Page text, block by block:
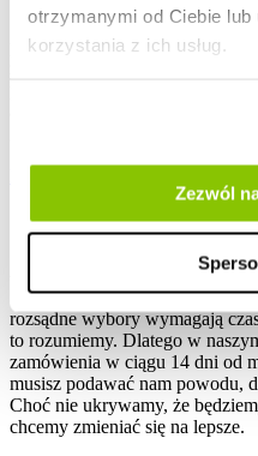
otrzymanymi od Ciebie
korzystania z ich usług.
Zezwól
7. z uwagi na ochronę zdrowia
podlegają kosmetyki, których
lub
godzinach 8:00 – 16:00
rozsądne wybory wymagają
to rozumiemy. Dlatego w
zamówienia w ciągu 14 dni od
musisz podawać nam powodu,
Choć nie ukrywamy, że
chcemy zmieniać się na lepsze.